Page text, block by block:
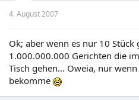
4. August 2007
Ok; aber wenn es nur 10
1.000.000.000 Gerichten die
Tisch gehen... Oweia, nur
bekomme